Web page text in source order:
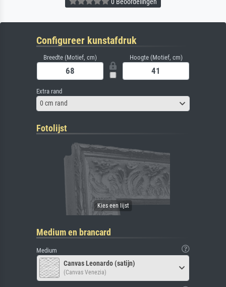
0 Beoordelingen
Configureer kunstafdruk
Breedte (Motief, cm) Hoogte (Motief, cm)
Extra rand
0 cm rand
Fotolijst
Medium en brancard
Medium
Canvas Leonardo (satijn)
(Canvas Venezia)